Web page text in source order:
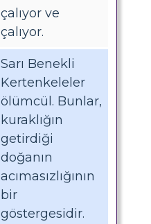
çalıyor ve
çalıyor.
Sarı Benekli
Kertenkeleler
ölümcül. Bunlar,
kuraklığın
getirdiği
doğanın
acımasızlığının
bir
göstergesidir.